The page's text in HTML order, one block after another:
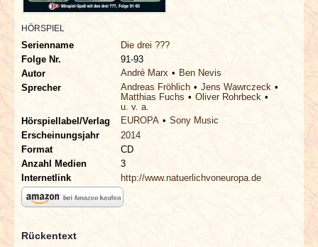
REDAKTION
LINKS
HÖRSPIEL
Serienname
Die drei ???
Folge Nr.
91-93
Autor
André Marx
Ben Nevis
Sprecher
Andreas Fröhlich
Jens Wawrczeck
Matthias Fuchs
Oliver Rohrbeck
u. v. a.
Hörspiellabel/Verlag
EUROPA
Sony Music
Erscheinungsjahr
2014
Format
CD
Anzahl Medien
3
Internetlink
http://www.natuerlichvoneuropa.de
Rückentext